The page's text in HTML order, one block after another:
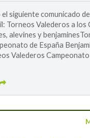
el siguiente comunicado
Torneos Valederos a los
alevines y
de España
Valederos Campeonato